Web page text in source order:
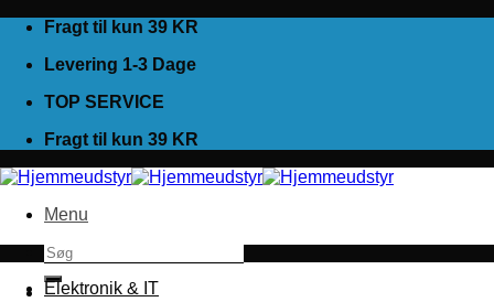
Fortsæt
indhold
Fragt til kun 39 KR
Levering 1-3 Dage
TOP SERVICE
Fragt til kun 39 KR
Menu
Søg
efter:
Elektronik & IT